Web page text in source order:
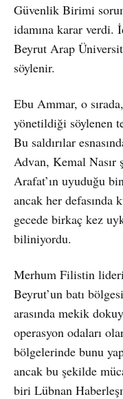
Güvenlik Birimi
idamına karar verdi.
Beyrut Arap
söylenir.
Ebu Ammar, o
yönetildiği söylenen
Bu saldırılar
Advan, Kemal Nasır
Arafat’ın uyuduğu
ancak her defasında
gecede birkaç kez
biliniyordu.
Merhum Filistin
Beyrut’un batı
arasında mekik
operasyon odaları
bölgelerinde bunu
ancak bu şekilde
biri Lübnan